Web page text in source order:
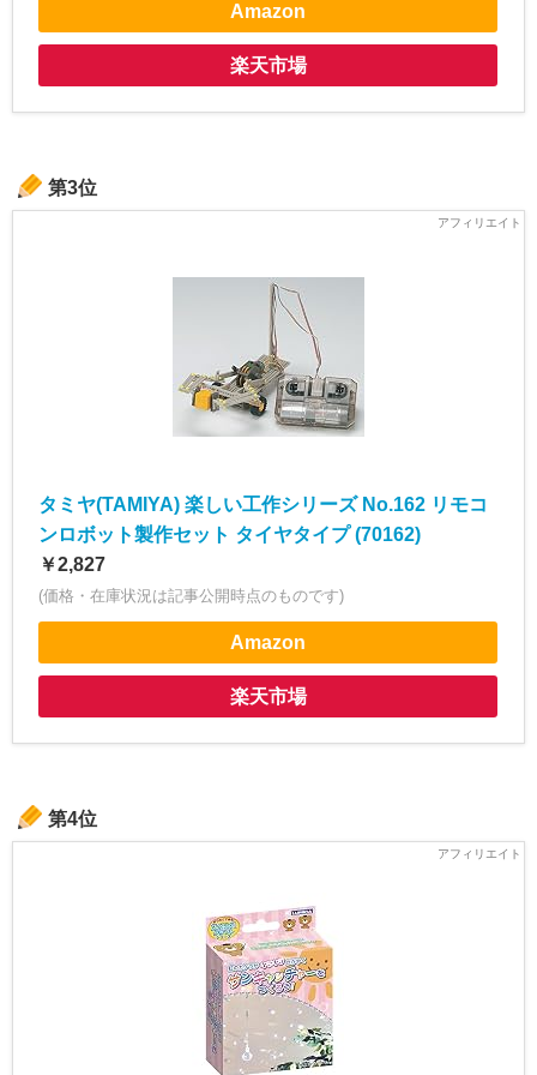
Amazon
楽天市場
第3位
タミヤ(TAMIYA) 楽しい工作シリーズ No.162 リモコ
ンロボット製作セット タイヤタイプ (70162)
￥2,827
(価格・在庫状況は記事公開時点のものです)
Amazon
楽天市場
第4位